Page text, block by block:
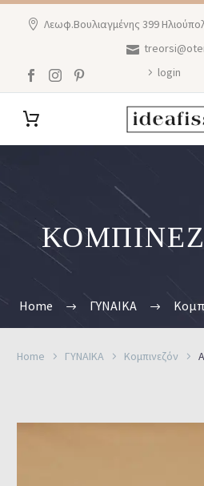
Λεωφ.Βουλιαγμένης 399
login
Home ΓΥΝΑΙΚΑ
Home ΓΥΝΑΙΚΑ Κομπινεζόν